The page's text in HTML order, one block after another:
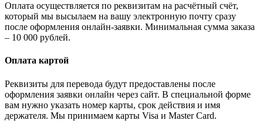
Оплата осуществляется по реквизитам на расчётный счёт,
который мы высылаем на вашу электронную почту сразу
после оформления онлайн-заявки. Минимальная сумма заказа
– 10 000 рублей.
Оплата картой
Реквизиты для перевода будут предоставлены после
оформления заявки онлайн через сайт. В специальной форме
вам нужно указать номер карты, срок действия и имя
держателя. Мы принимаем карты Visa и Master Card.